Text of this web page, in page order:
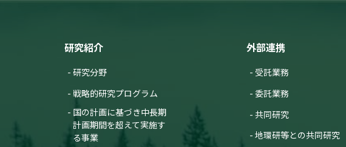
研究紹介
研究分野
戦略的研究プログラム
国の計画に基づき中長期
計画期間を超えて実施す
る事業
外部連携
受託業務
委託業務
共同研究
地環研等との共同研究